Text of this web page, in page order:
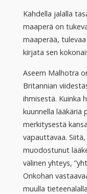
Kahdella jalalla
maaperä on
maaperää,
kirjata sen
Aseem Malhotra
Britannian
ihmisestä. Kuinka
kuunnella lääkäriä
merkitysestä
vapauttavaa.
muodostunut
välinen yhteys,
Onkohan
muulla